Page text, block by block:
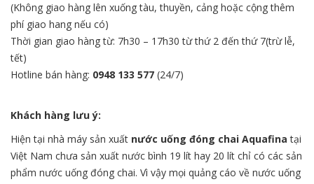
(Không giao hàng lên xuống tàu, thuyền, cảng hoặc cộng thêm
phí giao hang nếu có)
Thời gian giao hàng từ: 7h30 – 17h30 từ thứ 2 đến thứ 7(trừ lễ,
tết)
Hotline bán hàng: 0948 133 577 (24/7)
Khách hàng lưu ý:
Hiện tại nhà máy sản xuất nước uống đóng chai Aquafina tại
Việt Nam chưa sản xuất nước bình 19 lít hay 20 lít chỉ có các sản
phẩm nước uống đóng chai. Vì vậy mọi quảng cáo về nước uống